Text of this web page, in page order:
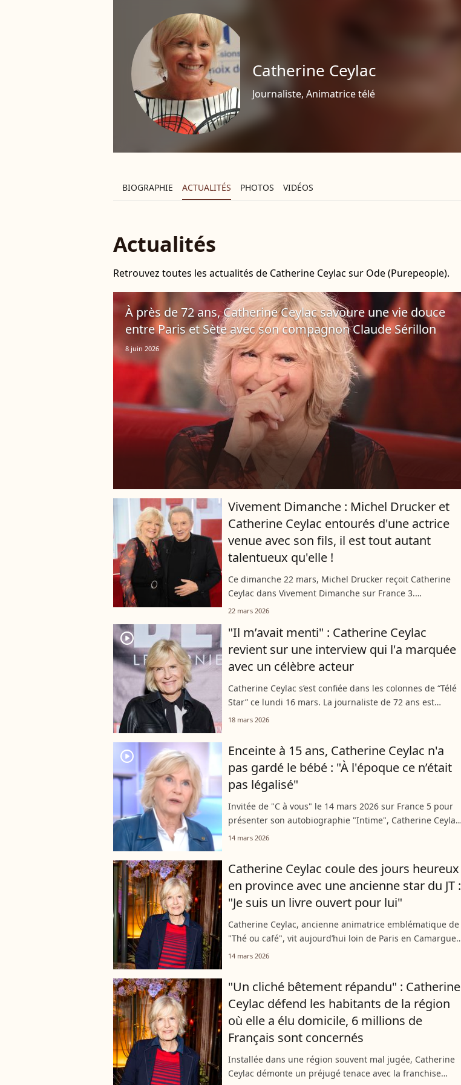
Catherine Ceylac
Journaliste, Animatrice télé
BIOGRAPHIE ACTUALITÉS PHOTOS VIDÉOS
Actualités
Retrouvez toutes les actualités de Catherine Ceylac sur Ode (Purepeople).
À près de 72 ans, Catherine Ceylac savoure une vie douce
entre Paris et Sète avec son compagnon Claude Sérillon
8 juin 2026
Vivement Dimanche : Michel Drucker et
Catherine Ceylac entourés d'une actrice
venue avec son fils, il est tout autant
talentueux qu'elle !
Ce dimanche 22 mars, Michel Drucker reçoit Catherine
Ceylac dans Vivement Dimanche sur France 3.
L'animatrice culte, connue pour son format du dos-à-dos,
22 mars 2026
player2
"Il m’avait menti" : Catherine Ceylac
revient sur une interview qui l'a marquée
avec un célèbre acteur
Catherine Ceylac s’est confiée dans les colonnes de “Télé
Star” ce lundi 16 mars. La journaliste de 72 ans est
revenue sur son émission “Dos à Dos”, dans laquelle elle
18 mars 2026
player2
Enceinte à 15 ans, Catherine Ceylac n'a
pas gardé le bébé : "À l'époque ce n’était
pas légalisé"
Invitée de "C à vous" le 14 mars 2026 sur France 5 pour
présenter son autobiographie "Intime", Catherine Ceylac
a fait une confidence marquante face à Mohamed
14 mars 2026
Catherine Ceylac coule des jours heureux
en province avec une ancienne star du JT :
"Je suis un livre ouvert pour lui"
Catherine Ceylac, ancienne animatrice emblématique de
"Thé ou café", vit aujourd’hui loin de Paris en Camargue
avec un ex-présentateur du JT. À l’occasion de la sortie de
14 mars 2026
"Un cliché bêtement répandu" : Catherine
Ceylac défend les habitants de la région
où elle a élu domicile, 6 millions de
Français sont concernés
Installée dans une région souvent mal jugée, Catherine
Ceylac démonte un préjugé tenace avec la franchise